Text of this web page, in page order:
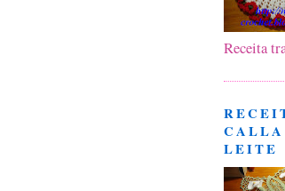
Receita
LEITE